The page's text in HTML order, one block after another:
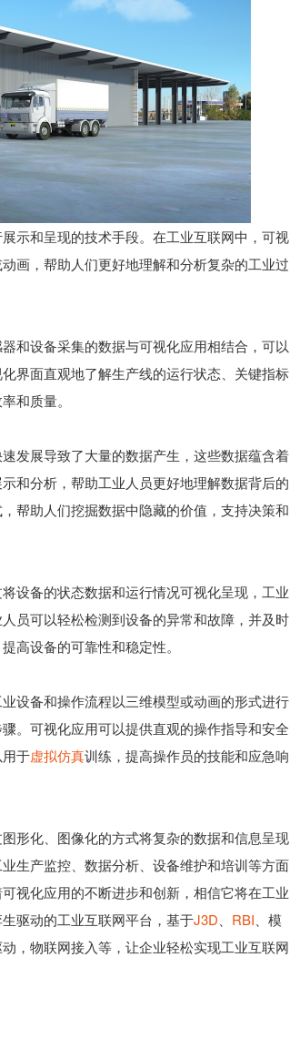
示和呈现的技术手段。在工业互联网中，可视
画，帮助人们更好地理解和分析复杂的工业过
和设备采集的数据与可视化应用相结合，可以
界面直观地了解生产线的运行状态、关键指标
和质量。
发展导致了大量的数据产生，这些数据蕴含着
和分析，帮助工业人员更好地理解数据背后的
帮助人们挖掘数据中隐藏的价值，支持决策和
设备的状态数据和运行情况可视化呈现，工业
员可以轻松检测到设备的异常和故障，并及时
高设备的可靠性和稳定性。
设备和操作流程以三维模型或动画的形式进行
。可视化应用可以提供直观的操作指导和安全
于虚拟仿真训练，提高操作员的技能和应急响
形化、图像化的方式将复杂的数据和信息呈现
生产监控、数据分析、设备维护和培训等方面
视化应用的不断进步和创新，相信它将在工业
驱动的工业互联网平台，基于J3D RBI 、模
，物联网接入等，让企业轻松实现工业互联网